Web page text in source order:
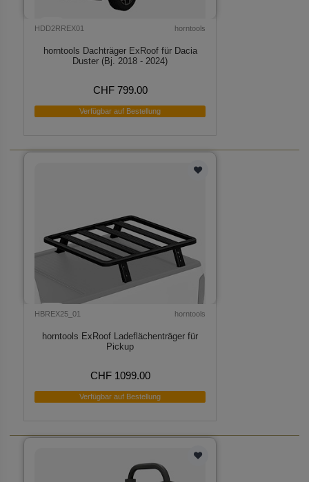
HDD2RREX01 horntools
horntools Dachträger ExRoof für Dacia
Duster (Bj. 2018 - 2024)
CHF 799.00
Verfügbar auf Bestellung
HBREX25_01 horntools
horntools ExRoof Ladeflächenträger für
Pickup
CHF 1099.00
Verfügbar auf Bestellung